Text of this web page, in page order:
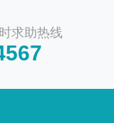
求助热线